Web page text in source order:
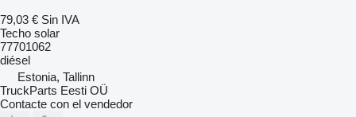
79,03 € Sin IVA
Techo solar
77701062
diésel
Estonia, Tallinn
TruckParts Eesti OÜ
Contacte con el vendedor